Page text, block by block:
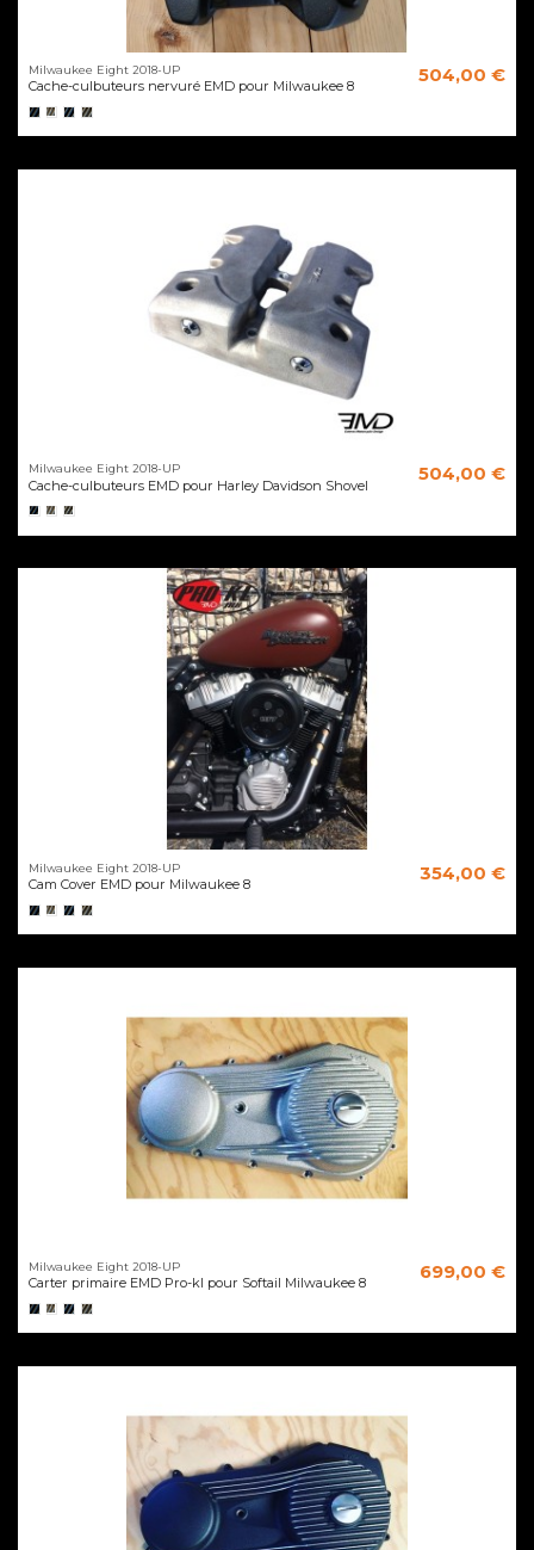
Milwaukee Eight 2018-UP
Cache-culbuteurs nervuré EMD pour Milwaukee 8
504,00 €
Milwaukee Eight 2018-UP
Cache-culbuteurs EMD pour Harley Davidson Shovel
504,00 €
Milwaukee Eight 2018-UP
Cam Cover EMD pour Milwaukee 8
354,00 €
Milwaukee Eight 2018-UP
Carter primaire EMD Pro-kl pour Softail Milwaukee 8
699,00 €